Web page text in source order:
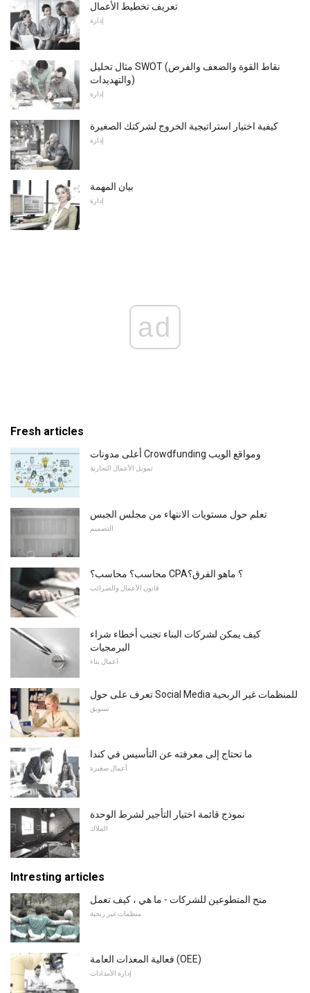
تعريف تخطيط الأعمال
إدارة
مثال تحليل SWOT (نقاط القوة والضعف والفرص
والتهديدات)
إدارة
كيفية اختيار استراتيجية الخروج لشركتك الصغيرة
إدارة
بيان المهمة
إدارة
ad
Fresh articles
أعلى مدونات Crowdfunding ومواقع الويب
تمويل الأعمال التجارية
تعلم حول مستويات الانتهاء من مجلس الجبس
التصميم
محاسب؟ محاسب؟ CPA؟ ماهو الفرق؟
قانون الأعمال والضرائب
كيف يمكن لشركات البناء تجنب أخطاء شراء
البرمجيات
اعمال بناء
تعرف على حول Social Media للمنظمات غير الربحية
تسويق
ما تحتاج إلى معرفته عن التأسيس في كندا
أعمال صغيرة
نموذج قائمة اختيار التأجير لشرط الوحدة
الملاك
Intresting articles
منح المتطوعين للشركات - ما هي ، كيف تعمل
منظمات غير ربحية
فعالية المعدات العامة (OEE)
إدارة الأمدادات